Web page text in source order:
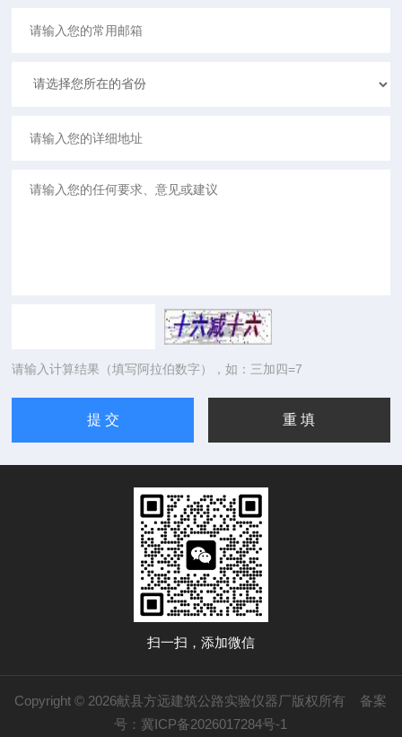
请输入计算结果（填写阿拉伯数字），如：三加四=7
扫一扫，添加微信
Copyright © 2026献县方远建筑公路实验仪器厂版权所有 备案
号：冀ICP备2026017284号-1